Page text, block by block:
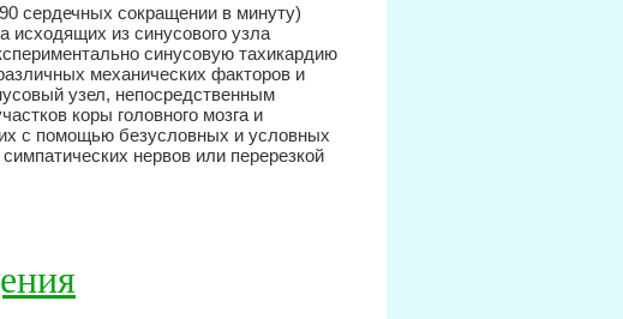
сердечных сокращении в минуту)
исходящих из синусового узла
синусовую тахикардию
механических факторов и
узел, непосредственным
коры головного мозга и
с помощью безусловных и условных
нервов или перерезкой